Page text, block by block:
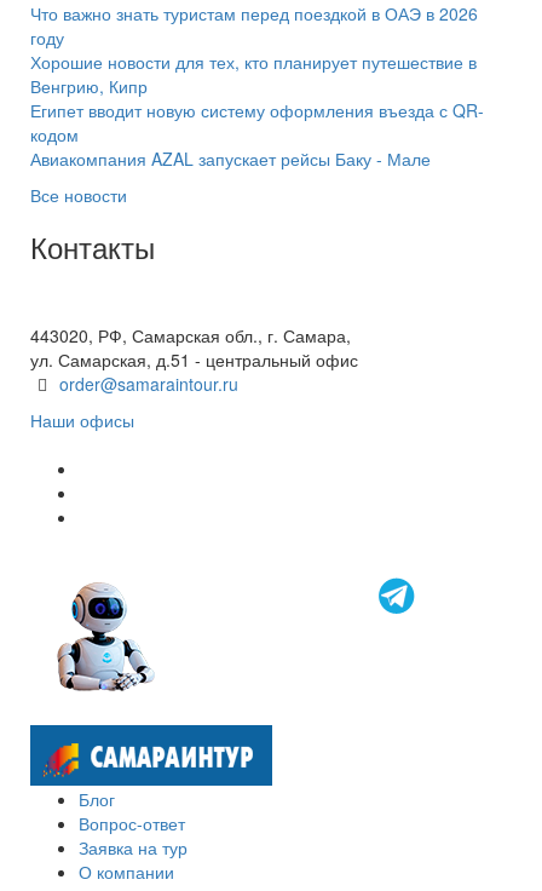
Что важно знать туристам перед поездкой в ОАЭ в 2026
году
Хорошие новости для тех, кто планирует путешествие в
Венгрию, Кипр
Египет вводит новую систему оформления въезда с QR-
кодом
Авиакомпания AZAL запускает рейсы Баку - Мале
Все новости
Контакты
443020, РФ, Самарская обл., г. Самара,
ул. Самарская, д.51 - центральный офис
order@samaraintour.ru
Наши офисы
Блог
Вопрос-ответ
Заявка на тур
О компании